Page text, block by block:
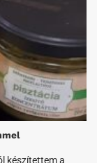
készítettem a